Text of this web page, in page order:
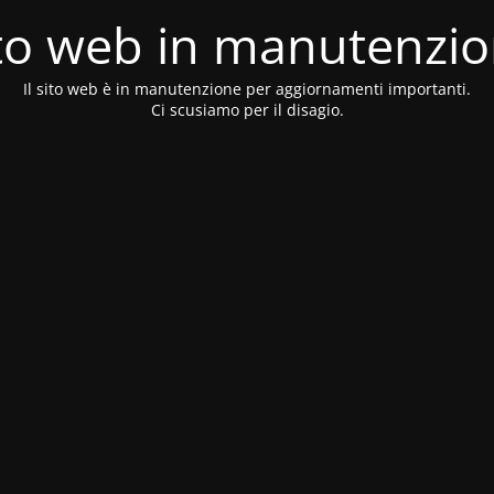
web in
Il sito web è in manutenzione per aggiornamenti importanti.
Ci scusiamo per il disagio.